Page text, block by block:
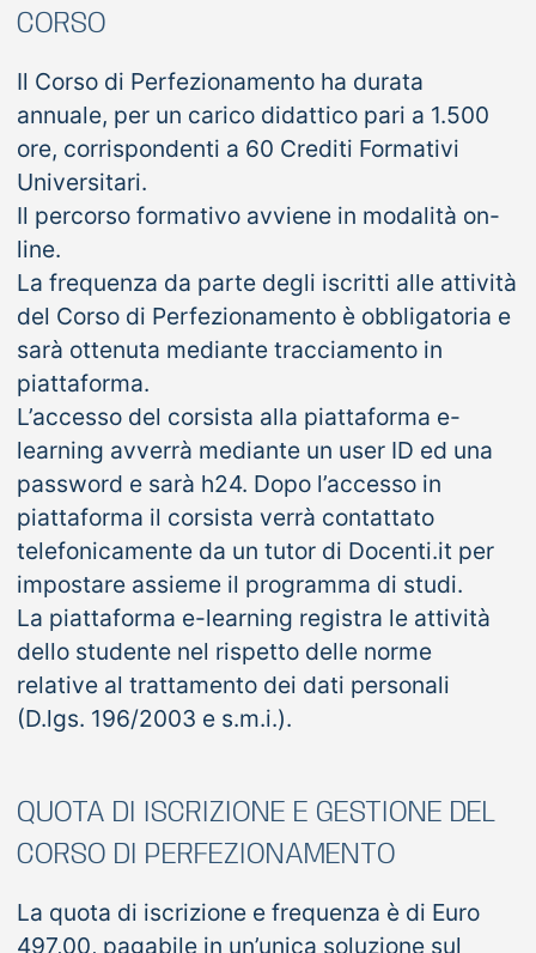
CORSO
Il Corso di Perfezionamento ha durata
annuale, per un carico didattico pari a 1.500
ore, corrispondenti a 60 Crediti Formativi
Universitari.
Il percorso formativo avviene in modalità on-
line.
La frequenza da parte degli iscritti alle attività
del Corso di Perfezionamento è obbligatoria e
sarà ottenuta mediante tracciamento in
piattaforma.
L’accesso del corsista alla piattaforma e-
learning avverrà mediante un user ID ed una
password e sarà h24. Dopo l’accesso in
piattaforma il corsista verrà contattato
telefonicamente da un tutor di Docenti.it per
impostare assieme il programma di studi.
La piattaforma e-learning registra le attività
dello studente nel rispetto delle norme
relative al trattamento dei dati personali
(D.lgs. 196/2003 e s.m.i.).
QUOTA DI ISCRIZIONE E GESTIONE DEL
CORSO DI PERFEZIONAMENTO
La quota di iscrizione e frequenza è di Euro
497,00, pagabile in un’unica soluzione sul